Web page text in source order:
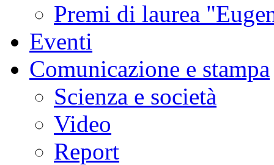
Premi di laurea
Eventi
Comunicazione e stampa
Scienza e società
Video
Report